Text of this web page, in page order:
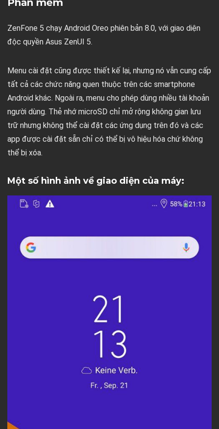
Phần mềm
ZenFone 5 chạy Android Oreo phiên bản 8.0, với giao diện
độc quyền Asus ZenUI 5.
Menu cài đặt cũng được thiết kế lại, nhưng nó vẫn cung cấp
tất cả các chức năng quen thuộc trên các smartphone
Android khác. Ngoài ra, menu cho phép dùng nhiều tài khoản
người dùng. Thẻ nhớ microSD chỉ mở rộng không gian lưu
trữ nhưng không thể cài đặt các ứng dụng trên đó và các
app được cài đặt sẵn chỉ có thể bị vô hiệu hóa chứ không
thể bị xóa.
Một số hình ảnh về giao diện của máy: